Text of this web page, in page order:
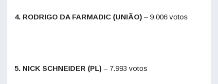
4. RODRIGO DA FARMADIC (UNIÃO) – 9.006 votos
5. NICK SCHNEIDER (PL) – 7.993 votos